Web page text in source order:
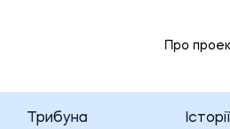
Про
Трибуна Історії